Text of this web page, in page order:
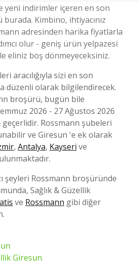
yeni indirimler içeren en son
Kimbino, ihtiyacınız
adresinden harika fiyatlarla
olur - geniş ürün yelpazesi
eliniz boş dönmeyeceksiniz.
aracılığıyla sizi en son
düzenli olarak bilgilendirecek.
broşürü, bugün bile
2026 - 27 Ağustos 2026
Rossmann şubeleri
ve Giresun 'e ek olarak
, Antalya, Kayseri ve
şeyleri Rossmann broşüründe
Sağlık & Güzellik
ve Rossmann gibi diğer
Giresun